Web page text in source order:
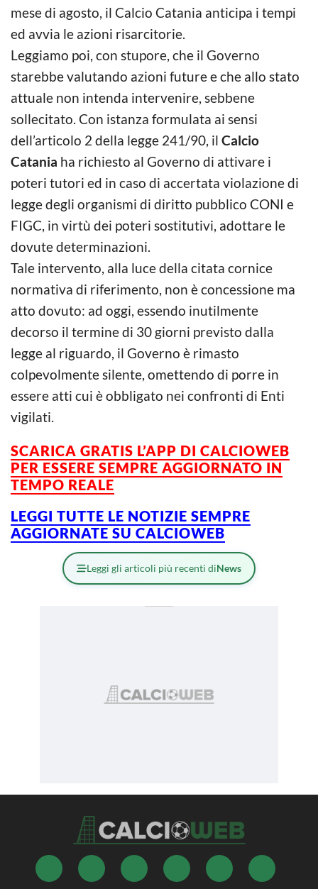
mese di agosto, il Calcio Catania anticipa i tempi
ed avvia le azioni risarcitorie.
Leggiamo poi, con stupore, che il Governo
starebbe valutando azioni future e che allo stato
attuale non intenda intervenire, sebbene
sollecitato. Con istanza formulata ai sensi
dell’articolo 2 della legge 241/90, il Calcio
Catania ha richiesto al Governo di attivare i
poteri tutori ed in caso di accertata violazione di
legge degli organismi di diritto pubblico CONI e
FIGC, in virtù dei poteri sostitutivi, adottare le
dovute determinazioni.
Tale intervento, alla luce della citata cornice
normativa di riferimento, non è concessione ma
atto dovuto: ad oggi, essendo inutilmente
decorso il termine di 30 giorni previsto dalla
legge al riguardo, il Governo è rimasto
colpevolmente silente, omettendo di porre in
essere atti cui è obbligato nei confronti di Enti
vigilati.
SCARICA GRATIS L’APP DI CALCIOWEB
PER ESSERE SEMPRE AGGIORNATO IN
TEMPO REALE
LEGGI TUTTE LE NOTIZIE SEMPRE
AGGIORNATE SU CALCIOWEB
Leggi gli articoli più recenti diNews